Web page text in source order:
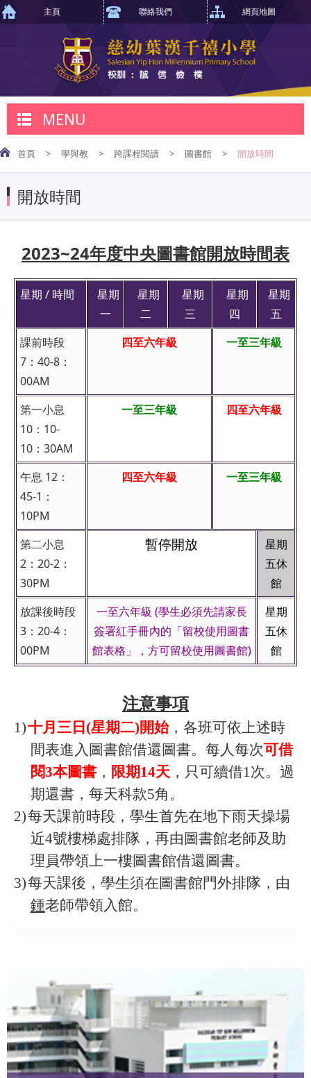
主頁 聯絡我們 網頁地圖
MENU
首頁 > 學與教 > 跨課程閱讀 > 圖書館 > 開放時間
開放時間
2023~24年度中央圖書館開放時間表
星期 / 時間
星期
一
星期
二
星期
三
星期
四
星期
五
課前時段
7：40-8：
00AM
四至六年級 一至三年級
第一小息
10：10-
10：30AM
一至三年級 四至六年級
午息 12：
45-1：
10PM
四至六年級 一至三年級
第二小息
2：20-2：
30PM
暫停開放
星期
五休
館
放課後時段
3：20-4：
00PM
一至六年級 (學生必須先請家長
簽署紅手冊內的「留校使用圖書
館表格」，方可留校使用圖書館)
星期
五休
館
注意事項
1)十月三日 (星期二)開始，各班可依上述時
間表進入圖書館借還圖書。每人每次可借
閱3本圖書， 限期14天，只可續借1次。過
期還書，每天科款5角。
2)每天課前時段，學生首先在地下雨天操場
近4號樓梯處排隊，再由圖書館老師及助
理員帶領上一樓圖書館借還圖書。
3)每天課後，學生須在圖書館門外排隊，由
鍾老師帶領入館。